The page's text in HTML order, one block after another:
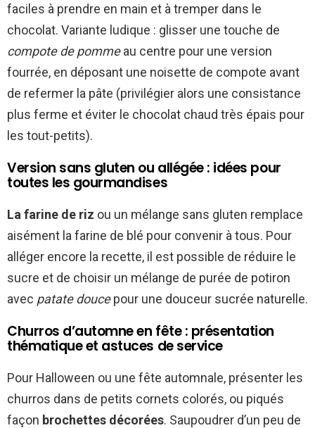
faciles à prendre en main et à tremper dans le
chocolat. Variante ludique : glisser une touche de
compote de pommeau centre pour une version
fourrée, en déposant une noisette de compote avant
de refermer la pâte (privilégier alors une consistance
plus ferme et éviter le chocolat chaud très épais pour
les tout-petits).
Version sans gluten ou allégée : idées pour
toutes les gourmandises
La farine de riz ou un mélange sans gluten remplace
aisément la farine de blé pour convenir à tous. Pour
alléger encore la recette, il est possible de réduire le
sucre et de choisir un mélange de purée de potiron
avec patate doucepour une douceur sucrée naturelle.
Churros d’automne en fête : présentation
thématique et astuces de service
Pour Halloween ou une fête automnale, présenter les
churros dans de petits cornets colorés, ou piqués
façon brochettes décorées. Saupoudrer d’un peu de